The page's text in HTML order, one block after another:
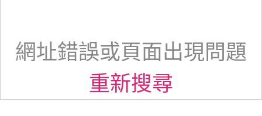
網址錯誤或頁面出現問題
重新搜尋